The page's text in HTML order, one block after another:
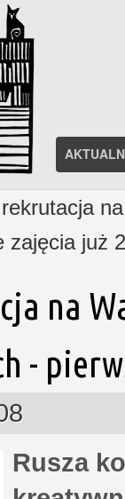
zajęcia już
na
-
Rusza